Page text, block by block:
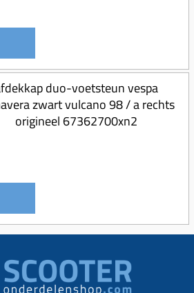
duo-voetsteun vespa
zwart vulcano 98 / a rechts
origineel 67362700xn2